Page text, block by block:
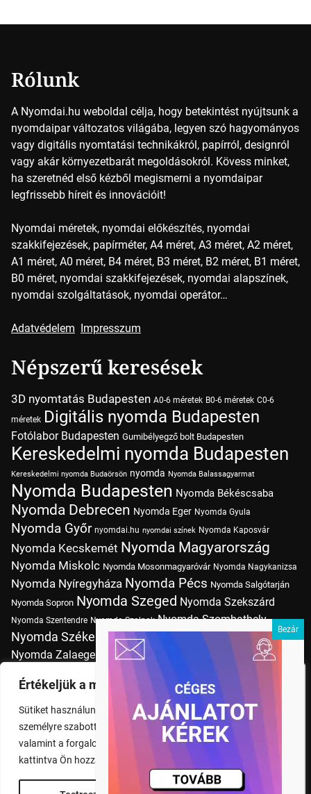
Értékeljük a magánéletét
Sütiket használunk a böngészési élmény fokozására,
személyre szabott hirdetések vagy tartalmak megjelenítésére,
valamint a forgalom elemzésére. A "Mindent elfogad" gombra
kattintva Ön hozzájárul a cookie-k használatához.
Rólunk
A Nyomdai.hu weboldal célja, hogy betekintést nyújtsunk a
nyomdaipar változatos világába, legyen szó hagyományos
vagy digitális nyomtatási technikákról, papírról, designról
vagy akár környezetbarát megoldásokról. Kövess minket,
ha szeretnéd első kézből megismerni a nyomdaipar
legfrissebb híreit és innovációit!
Nyomdai méretek, nyomdai előkészítés, nyomdai
szakkifejezések, papírméter, A4 méret, A3 méret, A2 méret,
A1 méret, A0 méret, B4 méret, B3 méret, B2 méret, B1 méret,
B0 méret, nyomdai szakkifejezések, nyomdai alapszínek,
nyomdai szolgáltatások, nyomdai operátor…
Adatvédelem Impresszum
Népszerű keresések
3D nyomtatás Budapesten A0-6 méretek B0-6 méretek C0-6
méretek Digitális nyomda Budapesten
Fotólabor Budapesten Gumibélyegző bolt Budapesten
Kereskedelmi nyomda Budapesten
Kereskedelmi nyomda Budaörsön nyomda Nyomda Balassagyarmat
Nyomda Budapesten Nyomda Békéscsaba
Nyomda Debrecen Nyomda Eger Nyomda Gyula
Nyomda Győr nyomdai.hu nyomdai színek Nyomda Kaposvár
Nyomda Kecskemét Nyomda Magyarország
Nyomda Miskolc Nyomda Mosonmagyaróvár Nyomda Nagykanizsa
Nyomda Nyíregyháza Nyomda Pécs Nyomda Salgótarján
Nyomda Sopron Nyomda Szeged Nyomda Szekszárd
Nyomda Szentendre Nyomda Szolnok Nyomda Szombathely
Nyomda Székesfehérvár Nyomda Tatabánya Nyomda Vác
Nyomda Zalaegerszeg Nyomda Érd nyomtatás
Nyomtatás Budapesten
Pólónyomtatás Budapesten Szitanyomda Budapesten
Tudásbázis